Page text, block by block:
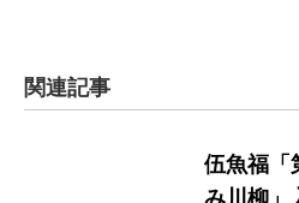
関連記事
伍魚福「